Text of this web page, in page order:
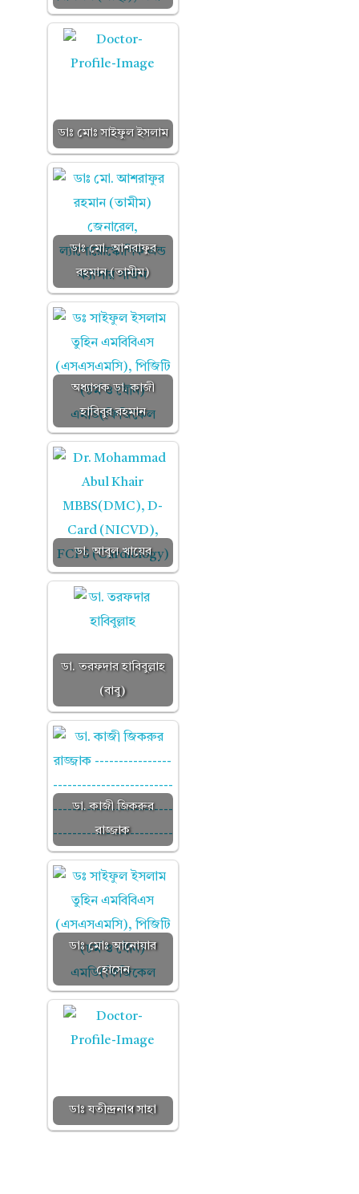
ডাঃ মোঃ সাইফুল ইসলাম
ডাঃ মো. আশরাফুর
রহমান (তামীম)
অধ্যাপক ডা. কাজী
হাবিবুর রহমান
ডা. আবুল খায়ের
ডা. তরফদার হাবিবুল্লাহ
(বাবু)
ডা. কাজী জিকরুর
রাজ্জাক
ডাঃ মোঃ আনোয়ার
হোসেন
ডাঃ যতীন্দ্রনাথ সাহা